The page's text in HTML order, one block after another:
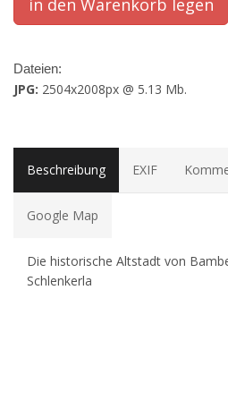
Dateien:
JPG: 2504x2008px @ 5.13 Mb.
Beschreibung EXIF
Google Map
Die historische Altstadt von
Schlenkerla